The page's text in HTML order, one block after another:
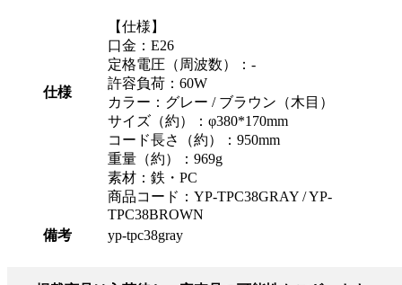
仕様
【仕様】
口金：E26
定格電圧（周波数）：-
許容負荷：60W
カラー：グレー / ブラウン（木目）
サイズ（約）：φ380*170mm
コード長さ（約）：950mm
重量（約）：969g
素材：鉄・PC
商品コード：YP-TPC38GRAY / YP-
TPC38BROWN
備考
yp-tpc38gray